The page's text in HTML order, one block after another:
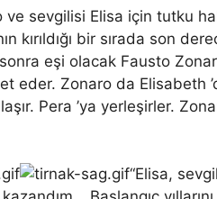
sevgilisi Elisa için tutku
kırıldığı bir sırada son
eşi olacak Fausto
eder. Zonaro da Elisabeth
Pera ’ya yerleşirler.
“Elisa,